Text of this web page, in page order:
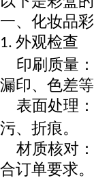
一、化妆品
1. 外观检查
印刷质量
漏印、色差
表面处理
污、折痕。
材质核对
合订单要求。